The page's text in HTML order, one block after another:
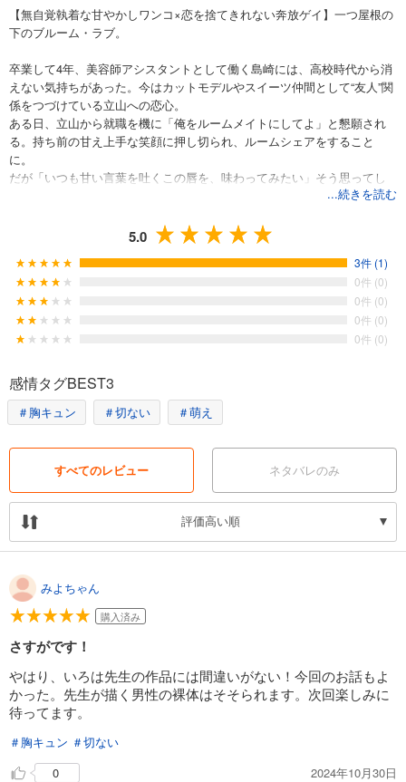
【無自覚執着な甘やかしワンコ×恋を捨てきれない奔放ゲイ】一つ屋根の
下のブルーム・ラブ。
卒業して4年、美容師アシスタントとして働く島崎には、高校時代から消
えない気持ちがあった。今はカットモデルやスイーツ仲間として“友人”関
係をつづけている立山への恋心。
ある日、立山から就職を機に「俺をルームメイトにしてよ」と懇願され
る。持ち前の甘え上手な笑顔に押し切られ、ルームシェアをすること
に。
だが「いつも甘い言葉を吐くこの唇を、味わってみたい」そう思ってし
まった夜――島崎の愛に飢えた欲望を見透かしたように立山は触れる。
...続きを読む
5.0
3件 (1)
0件 (0)
0件 (0)
0件 (0)
0件 (0)
感情タグBEST3
＃胸キュン ＃切ない ＃萌え
すべてのレビュー ネタバレのみ
評価高い順
みよちゃん
購入済み
さすがです！
やはり、いろは先生の作品には間違いがない！今回のお話もよ
かった。先生が描く男性の裸体はそそられます。次回楽しみに
待ってます。
＃胸キュン ＃切ない
0
2024年10月30日